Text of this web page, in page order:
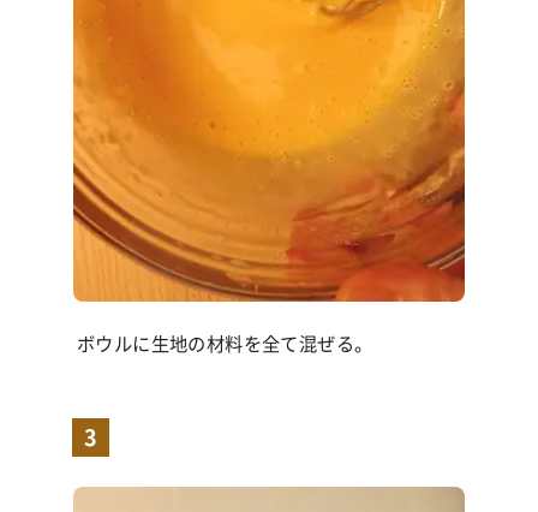
ボウルに生地の材料を全て混ぜる。
3